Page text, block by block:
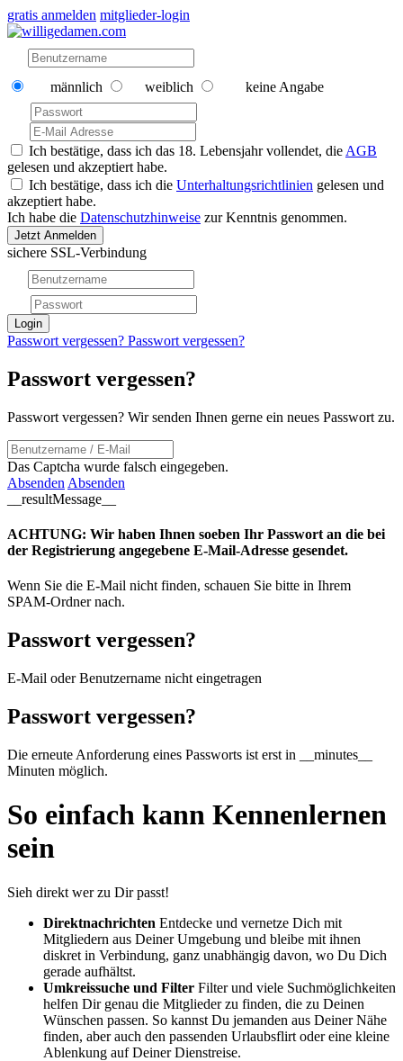
gratis anmelden mitglieder-login
männlich weiblich keine Angabe
Ich bestätige, dass ich das 18. Lebensjahr vollendet, die AGB
gelesen und akzeptiert habe.
Ich bestätige, dass ich die Unterhaltungsrichtlinien gelesen und
akzeptiert habe.
Ich habe die Datenschutzhinweise zur Kenntnis genommen.
Jetzt Anmelden
sichere SSL-Verbindung
Login
Passwort vergessen? Passwort vergessen?
Passwort vergessen?
Passwort vergessen? Wir senden Ihnen gerne ein neues Passwort zu.
Das Captcha wurde falsch eingegeben.
Absenden Absenden
__resultMessage__
ACHTUNG: Wir haben Ihnen soeben Ihr Passwort an die bei
der Registrierung angegebene E-Mail-Adresse gesendet.
Wenn Sie die E-Mail nicht finden, schauen Sie bitte in Ihrem
SPAM-Ordner nach.
Passwort vergessen?
E-Mail oder Benutzername nicht eingetragen
Passwort vergessen?
Die erneute Anforderung eines Passworts ist erst in __minutes__
Minuten möglich.
So einfach kann Kennenlernen
sein
Sieh direkt wer zu Dir passt!
Direktnachrichten Entdecke und vernetze Dich mit
Mitgliedern aus Deiner Umgebung und bleibe mit ihnen
diskret in Verbindung, ganz unabhängig davon, wo Du Dich
gerade aufhältst.
Umkreissuche und Filter Filter und viele Suchmöglichkeiten
helfen Dir genau die Mitglieder zu finden, die zu Deinen
Wünschen passen. So kannst Du jemanden aus Deiner Nähe
finden, aber auch den passenden Urlaubsflirt oder eine kleine
Ablenkung auf Deiner Dienstreise.